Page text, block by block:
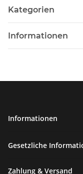
Kategorien
Informationen
Informationen
Gesetzliche
Zahlung & Versand